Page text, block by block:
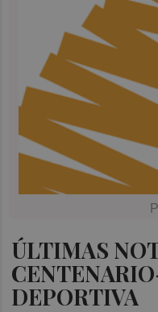
ÚLTIMAS
DEPORTIVA